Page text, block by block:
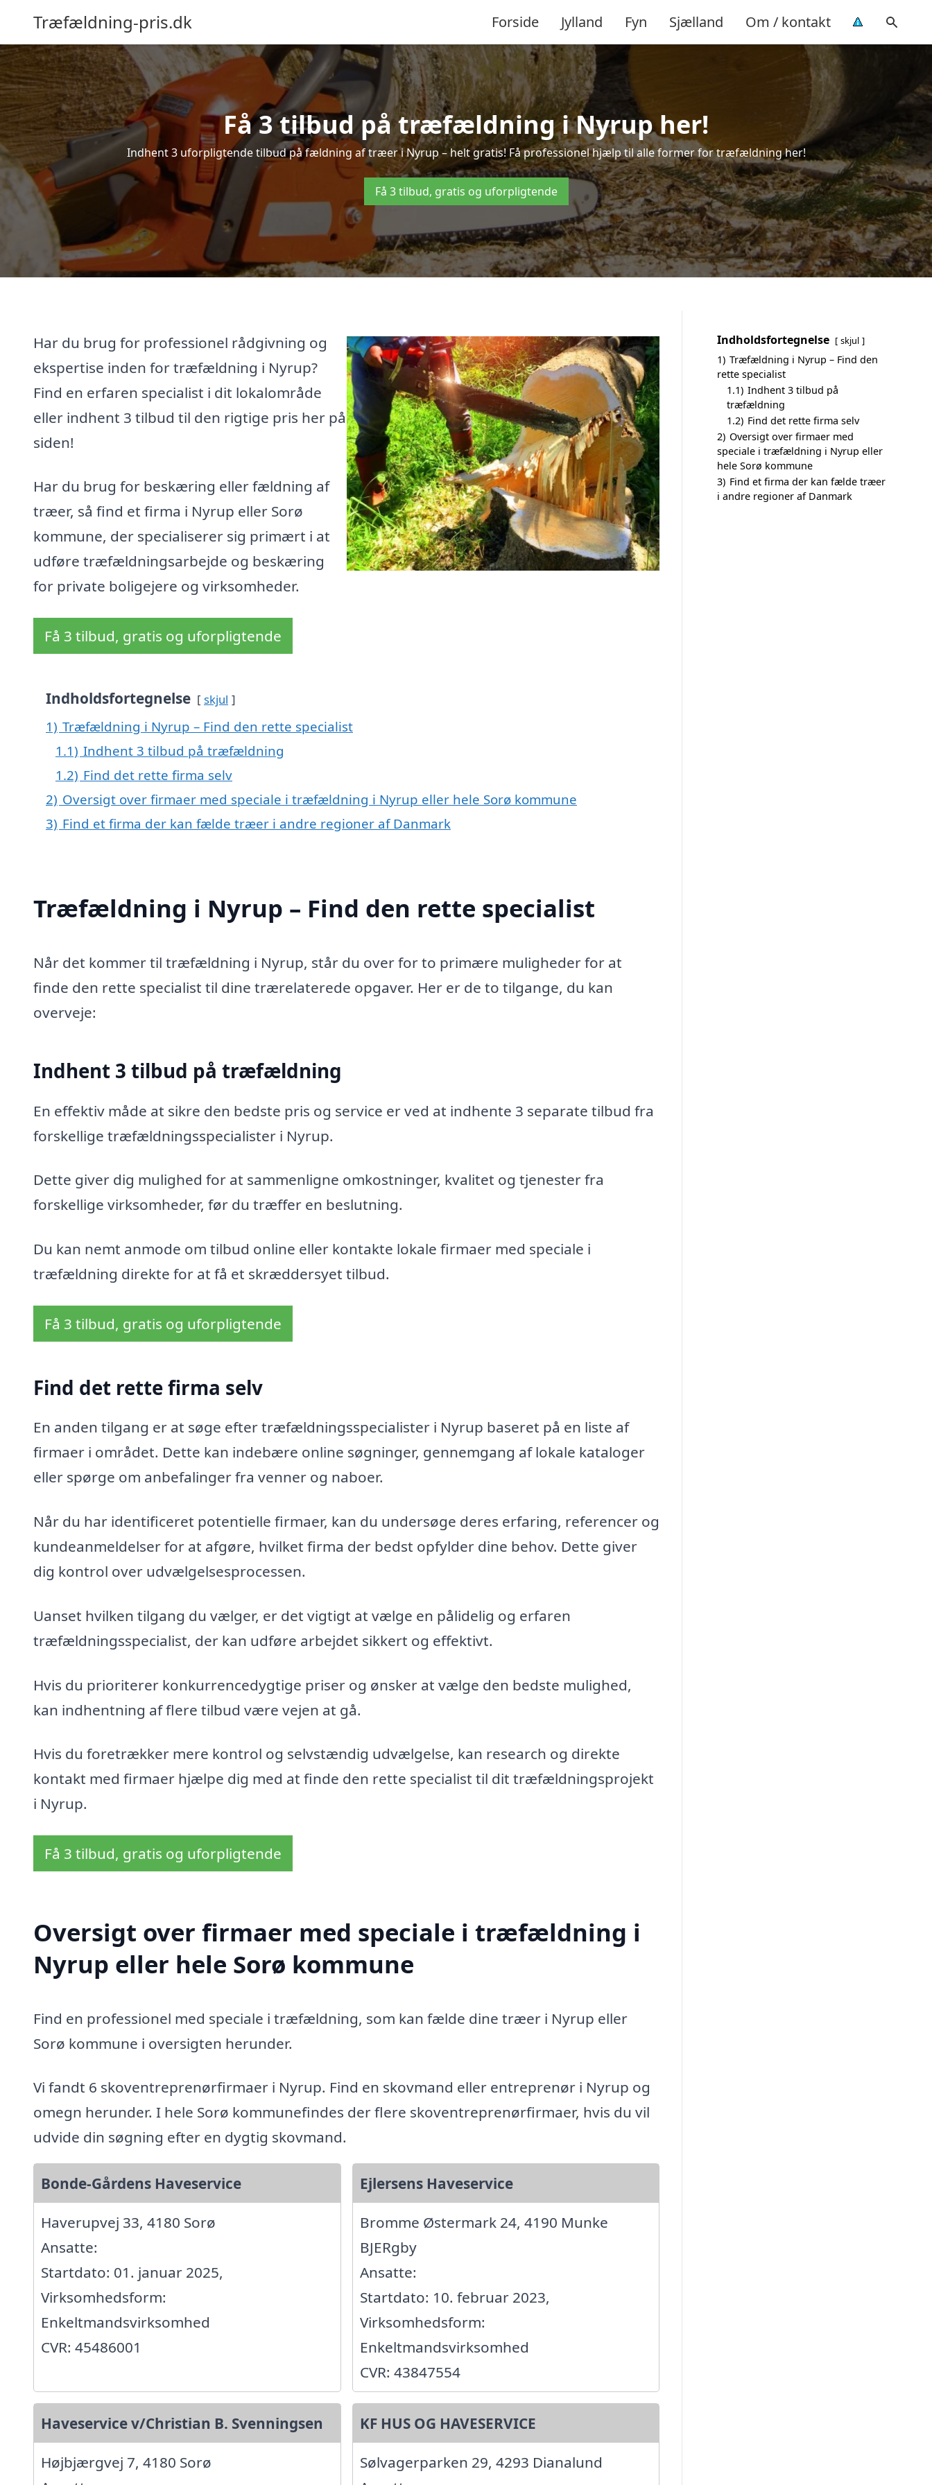
Træfældning-pris.dk Forside Jylland Fyn Sjælland Om / kontakt
Få 3 tilbud på træfældning i Nyrup her!
Indhent 3 uforpligtende tilbud på fældning af træer i Nyrup – helt gratis! Få professionel hjælp til alle former for træfældning her!
Få 3 tilbud, gratis og uforpligtende
Har du brug for professionel rådgivning og
ekspertise inden for træfældning i Nyrup?
Find en erfaren specialist i dit lokalområde
eller indhent 3 tilbud til den rigtige pris her på
siden!
Har du brug for beskæring eller fældning af
træer, så find et firma i Nyrup eller Sorø
kommune, der specialiserer sig primært i at
udføre træfældningsarbejde og beskæring
for private boligejere og virksomheder.
Få 3 tilbud, gratis og uforpligtende
Indholdsfortegnelse skjul
1) Træfældning i Nyrup – Find den rette specialist
1.1) Indhent 3 tilbud på træfældning
1.2) Find det rette firma selv
2) Oversigt over firmaer med speciale i træfældning i Nyrup eller hele Sorø kommune
3) Find et firma der kan fælde træer i andre regioner af Danmark
Træfældning i Nyrup – Find den rette specialist
Når det kommer til træfældning i Nyrup, står du over for to primære muligheder for at
finde den rette specialist til dine trærelaterede opgaver. Her er de to tilgange, du kan
overveje:
Indhent 3 tilbud på træfældning
En effektiv måde at sikre den bedste pris og service er ved at indhente 3 separate tilbud fra
forskellige træfældningsspecialister i Nyrup.
Dette giver dig mulighed for at sammenligne omkostninger, kvalitet og tjenester fra
forskellige virksomheder, før du træffer en beslutning.
Du kan nemt anmode om tilbud online eller kontakte lokale firmaer med speciale i
træfældning direkte for at få et skræddersyet tilbud.
Få 3 tilbud, gratis og uforpligtende
Find det rette firma selv
En anden tilgang er at søge efter træfældningsspecialister i Nyrup baseret på en liste af
firmaer i området. Dette kan indebære online søgninger, gennemgang af lokale kataloger
eller spørge om anbefalinger fra venner og naboer.
Når du har identificeret potentielle firmaer, kan du undersøge deres erfaring, referencer og
kundeanmeldelser for at afgøre, hvilket firma der bedst opfylder dine behov. Dette giver
dig kontrol over udvælgelsesprocessen.
Uanset hvilken tilgang du vælger, er det vigtigt at vælge en pålidelig og erfaren
træfældningsspecialist, der kan udføre arbejdet sikkert og effektivt.
Hvis du prioriterer konkurrencedygtige priser og ønsker at vælge den bedste mulighed,
kan indhentning af flere tilbud være vejen at gå.
Hvis du foretrækker mere kontrol og selvstændig udvælgelse, kan research og direkte
kontakt med firmaer hjælpe dig med at finde den rette specialist til dit træfældningsprojekt
i Nyrup.
Få 3 tilbud, gratis og uforpligtende
Oversigt over firmaer med speciale i træfældning i
Nyrup eller hele Sorø kommune
Find en professionel med speciale i træfældning, som kan fælde dine træer i Nyrup eller
Sorø kommune i oversigten herunder.
Vi fandt 6 skoventreprenørfirmaer i Nyrup. Find en skovmand eller entreprenør i Nyrup og
omegn herunder. I hele Sorø kommunefindes der flere skoventreprenørfirmaer, hvis du vil
udvide din søgning efter en dygtig skovmand.
Bonde-Gårdens Haveservice
Haverupvej 33, 4180 Sorø
Ansatte:
Startdato: 01. januar 2025,
Virksomhedsform:
Enkeltmandsvirksomhed
CVR: 45486001
Ejlersens Haveservice
Bromme Østermark 24, 4190 Munke
BJERgby
Ansatte:
Startdato: 10. februar 2023,
Virksomhedsform:
Enkeltmandsvirksomhed
CVR: 43847554
Haveservice v/Christian B. Svenningsen
Højbjærgvej 7, 4180 Sorø
KF HUS OG HAVESERVICE
Sølvagerparken 29, 4293 Dianalund
Indholdsfortegnelse skjul
1) Træfældning i Nyrup – Find den
rette specialist
1.1) Indhent 3 tilbud på
træfældning
1.2) Find det rette firma selv
2) Oversigt over firmaer med
speciale i træfældning i Nyrup eller
hele Sorø kommune
3) Find et firma der kan fælde træer
i andre regioner af Danmark